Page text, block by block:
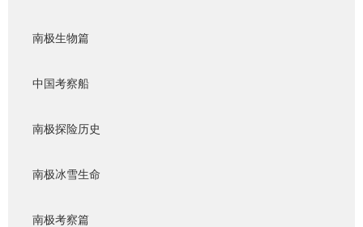
南极生物篇
中国考察船
南极探险历史
南极冰雪生命
南极考察篇